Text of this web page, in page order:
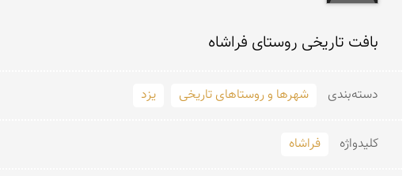
بافت تاریخی روستای فراشاه
دسته‌بندی شهرها و روستاهای تاریخی یزد
کلید‌واژه فراشاه